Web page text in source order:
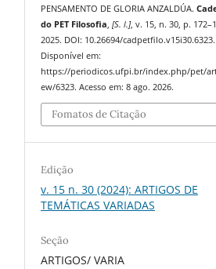
PENSAMENTO DE GLORIA ANZALDÚA.
do PET Filosofia ,[S. l.], v. 15, n. 30, p.
2025. DOI: 10.26694/cadpetfilo.v15i30.6323.
Disponível em:
https://periodicos.ufpi.br/index.php/pet/
ew/6323. Acesso em: 8 ago. 2026.
Fomatos de Citação
Edição
v. 15 n. 30 (2024): ARTIGOS DE
TEMÁTICAS VARIADAS
Seção
ARTIGOS/ VARIA